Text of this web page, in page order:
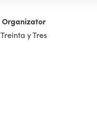
Organizator
Treinta y Tres